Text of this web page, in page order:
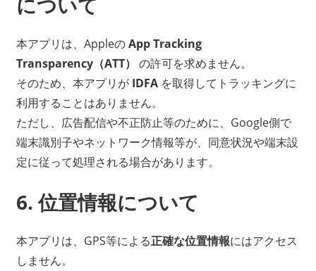
本アプリは、AppleのApp Tracking
Transparency（ATT） の許可を求めません。
そのため、本アプリが IDFAを取得してトラッキングに
利用することはありません。
ただし、広告配信や不正防止等のために、Google側で
端末識別子やネットワーク情報等が、同意状況や端末設
定に従って処理される場合があります。
6. 位置情報について
本アプリは、GPS等による正確な位置情報にはアクセス
しません。